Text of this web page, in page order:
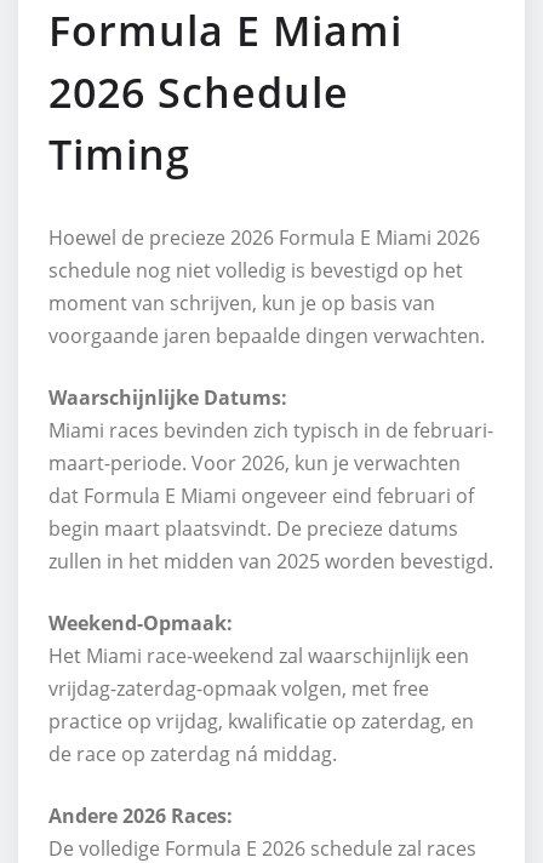
Formula E Miami
2026 Schedule
Timing
Hoewel de precieze 2026 Formula E Miami 2026
schedule nog niet volledig is bevestigd op het
moment van schrijven, kun je op basis van
voorgaande jaren bepaalde dingen verwachten.
Waarschijnlijke Datums:
Miami races bevinden zich typisch in de februari-
maart-periode. Voor 2026, kun je verwachten
dat Formula E Miami ongeveer eind februari of
begin maart plaatsvindt. De precieze datums
zullen in het midden van 2025 worden bevestigd.
Weekend-Opmaak:
Het Miami race-weekend zal waarschijnlijk een
vrijdag-zaterdag-opmaak volgen, met free
practice op vrijdag, kwalificatie op zaterdag, en
de race op zaterdag ná middag.
Andere 2026 Races:
De volledige Formula E 2026 schedule zal races